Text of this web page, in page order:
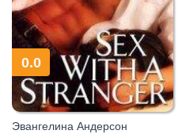
0.0
Эвангелина Андерсон